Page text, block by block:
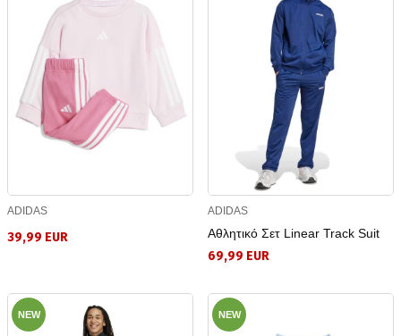
ADIDAS
39,99 EUR
ADIDAS
Αθλητικό Σετ Linear Track Suit
69,99 EUR
NEW NEW